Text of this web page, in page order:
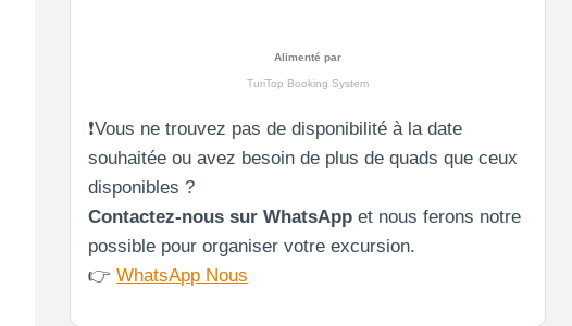
Alimenté par
TuriTop Booking System
❗Vous ne trouvez pas de disponibilité à la date
souhaitée ou avez besoin de plus de quads que ceux
disponibles ?
Contactez-nous sur WhatsApp et nous ferons notre
possible pour organiser votre excursion.
👉WhatsApp Nous